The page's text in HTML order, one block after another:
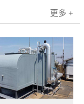
年10月21日在新
。公司...
更多 +